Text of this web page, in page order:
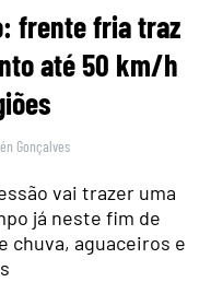
frente fria traz
até 50 km/h
Gonçalves
vai trazer uma
já neste fim de
chuva, aguaceiros e